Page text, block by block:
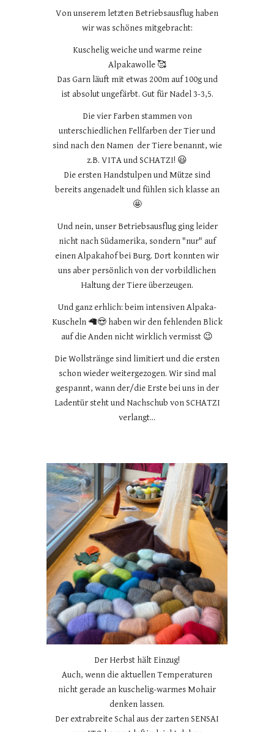
Von unserem letzten Betriebsausflug haben
wir was schönes mitgebracht:
Kuschelig weiche und warme reine
Alpakawolle 🥰
Das Garn läuft mit etwas 200m auf 100g und
ist absolut ungefärbt. Gut für Nadel 3-3,5.
Die vier Farben stammen von
unterschiedlichen Fellfarben der Tier und
sind nach den Namen der Tiere benannt, wie
z.B. VITA und SCHATZI! 😃
Die ersten Handstulpen und Mütze sind
bereits angenadelt und fühlen sich klasse an
🤩
Und nein, unser Betriebsausflug ging leider
nicht nach Südamerika, sondern "nur" auf
einen Alpakahof bei Burg. Dort konnten wir
uns aber persönlich von der vorbildlichen
Haltung der Tiere überzeugen.
Und ganz erhlich: beim intensiven Alpaka-
Kuscheln 🦙😍 haben wir den fehlenden Blick
auf die Anden nicht wirklich vermisst 😉
Die Wollstränge sind limitiert und die ersten
schon wieder weitergezogen. Wir sind mal
gespannt, wann der/die Erste bei uns in der
Ladentür steht und Nachschub von SCHATZI
verlangt...
Der Herbst hält Einzug!
Auch, wenn die aktuellen Temperaturen
nicht gerade an kuschelig-warmes Mohair
denken lassen.
Der extrabreite Schal aus der zarten SENSAI